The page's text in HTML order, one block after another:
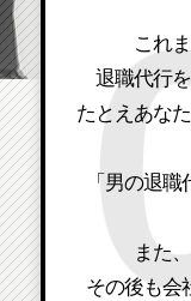
これ
退職代行
たとえあな
「男の退
また
その後も会